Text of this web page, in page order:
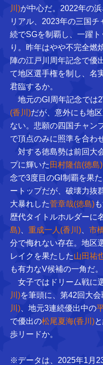
川)が中心だ。2022年の
リアル、2023年の三国
続でSGを制覇し、一躍
り。昨年はやや不完全燃
陣の江戸川周年記念で優
て地区選手権を制し、名
君臨するか。
地元のGⅠ周年記念では
(香川)だが、意外にも地
ない。悲願の四国チャン
で頂点のみに照準を合わ
対する徳島勢は前回大
プに輝いた 田村隆信(徳島)
念で3度目のGⅠ制覇を果
ートップだが、破壊力抜
大暴れした菅章哉(徳島)
歴代タイトルホルダーに
島)
重成一人(香川) 市
分で侮れない存在。地区
レイクを果たした山田祐
も有力なV候補の一角だ。
女子ではドリーム戦に
川)を筆頭に、第42回大会
川) 、地元3連続優出中の
で優出の松尾夏海(香川)
歩リードか。
※データは、2025年1月